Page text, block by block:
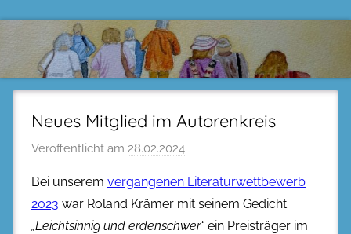
Neues Mitglied im Autorenkreis
Veröffentlicht am 28.02.2024
Bei unserem vergangenen Literaturwettbewerb
2023 war Roland Krämer mit seinem Gedicht
„Leichtsinnig und erdenschwer“ ein Preisträger im